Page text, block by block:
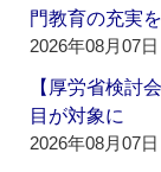
門教育の充実を
2026年08月07
【厚労省検討
目が対象に
2026年08月07